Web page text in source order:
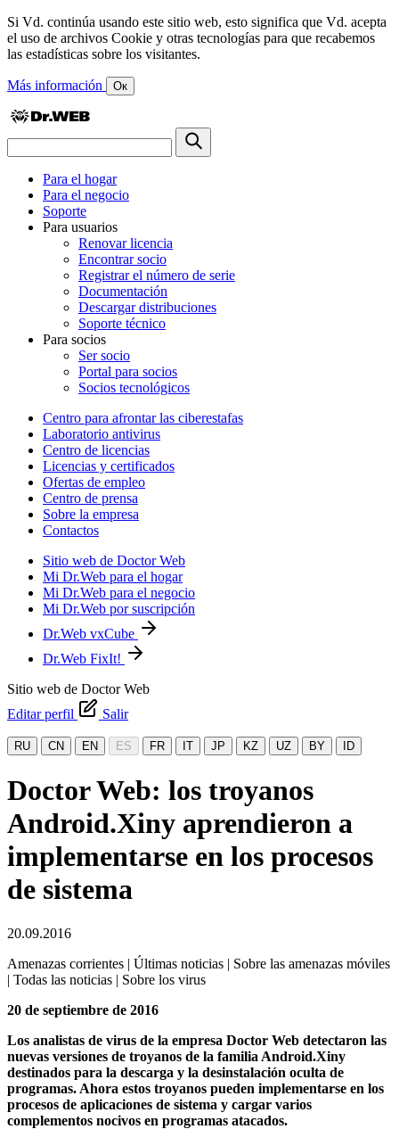
Si Vd. continúa usando este sitio web, esto significa que Vd. acepta
el uso de archivos Cookie y otras tecnologías para que recabemos
las estadísticas sobre los visitantes.
Más información Ок
Para el hogar
Para el negocio
Soporte
Para usuarios
Renovar licencia
Encontrar socio
Registrar el número de serie
Documentación
Descargar distribuciones
Soporte técnico
Para socios
Ser socio
Portal para socios
Socios tecnológicos
Centro para afrontar las ciberestafas
Laboratorio antivirus
Centro de licencias
Licencias y certificados
Ofertas de empleo
Centro de prensa
Sobre la empresa
Contactos
Sitio web de Doctor Web
Mi Dr.Web para el hogar
Mi Dr.Web para el negocio
Mi Dr.Web por suscripción
Dr.Web vxCube
Dr.Web FixIt!
Sitio web de Doctor Web
Editar perfil
Salir
RU CN EN ES FR IT JP KZ UZ BY ID
Doctor Web: los troyanos
Android.Xiny aprendieron a
implementarse en los procesos
de sistema
20.09.2016
Amenazas corrientes | Últimas noticias | Sobre las amenazas móviles
| Todas las noticias | Sobre los virus
20 de septiembre de 2016
Los analistas de virus de la empresa Doctor Web detectaron las
nuevas versiones de troyanos de la familia Android.Xiny
destinados para la descarga y la desinstalación oculta de
programas. Ahora estos troyanos pueden implementarse en los
procesos de aplicaciones de sistema y cargar varios
complementos nocivos en programas atacados.